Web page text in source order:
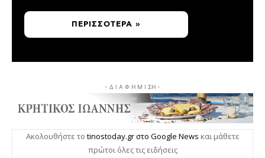
ΠΕΡΙΣΣΌΤΕΡΑ »
- Δ Ι Α Φ Η Μ Ι ΣΗ -
Ακολουθήστε το tinostoday.gr στο Google News και μάθετε
πρώτοι όλες τις ειδήσεις